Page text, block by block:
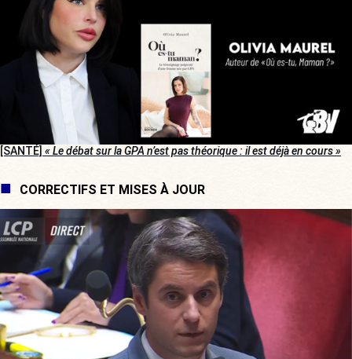
[SANTÉ] « Le débat sur la GPA n’est pas théorique : il est déjà en cours »
CORRECTIFS ET MISES À JOUR